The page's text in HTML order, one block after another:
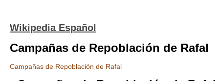
Wikipedia Español
Campañas de Repoblación de Rafal
Campañas de Repoblación de Rafal